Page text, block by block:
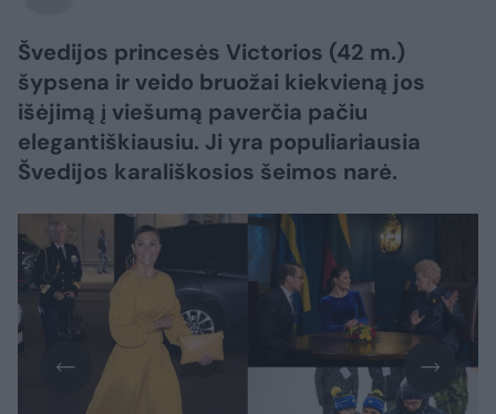
Švedijos princesės Victorios (42 m.)
šypsena ir veido bruožai kiekvieną jos
išėjimą į viešumą paverčia pačiu
elegantiškiausiu. Ji yra populiariausia
Švedijos karališkosios šeimos narė.